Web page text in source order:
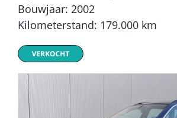
Bouwjaar: 2002
Kilometerstand: 179.000 km